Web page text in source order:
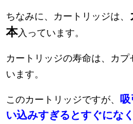
ちなみに、カートリッジは、
本入っています。
カートリッジの寿命は、カ
います。
このカートリッジですが、 吸
い込みすぎるとすぐにな